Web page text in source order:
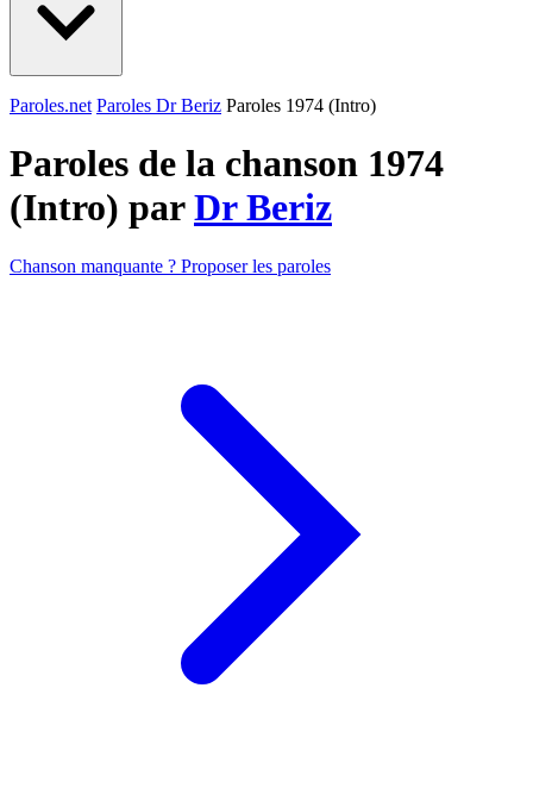
Paroles.net Paroles Dr Beriz Paroles 1974 (Intro)
Paroles de la chanson 1974
(Intro) parDr Beriz
Chanson manquante ? Proposer les paroles